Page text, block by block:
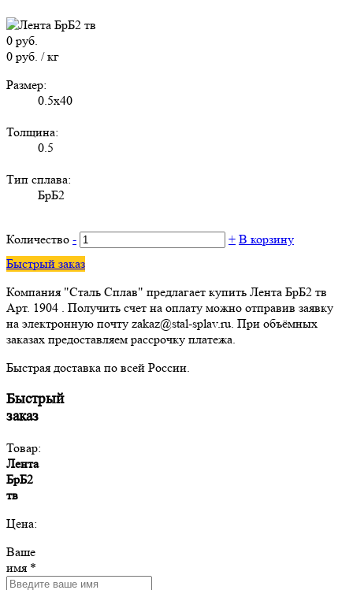
0 руб.
0 руб. / кг
Размер:
0.5x40
Толщина:
0.5
Тип сплава:
БрБ2
Количество - + В корзину
Быстрый заказ
Компания "Сталь Сплав" предлагает купить Лента БрБ2 тв
Арт. 1904 . Получить счет на оплату можно отправив заявку
на электронную почту zakaz@stal-splav.ru. При объёмных
заказах предоставляем рассрочку платежа.
Быстрая доставка по всей России.
Быстрый
заказ
Товар:
Лента
БрБ2
тв
Цена:
Ваше
имя *